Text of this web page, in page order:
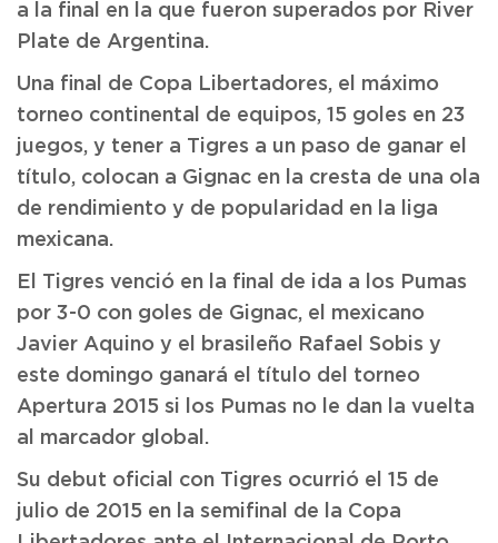
a la final en la que fueron superados por River
Plate de Argentina.
Una final de Copa Libertadores, el máximo
torneo continental de equipos, 15 goles en 23
juegos, y tener a Tigres a un paso de ganar el
título, colocan a Gignac en la cresta de una ola
de rendimiento y de popularidad en la liga
mexicana.
El Tigres venció en la final de ida a los Pumas
por 3-0 con goles de Gignac, el mexicano
Javier Aquino y el brasileño Rafael Sobis y
este domingo ganará el título del torneo
Apertura 2015 si los Pumas no le dan la vuelta
al marcador global.
Su debut oficial con Tigres ocurrió el 15 de
julio de 2015 en la semifinal de la Copa